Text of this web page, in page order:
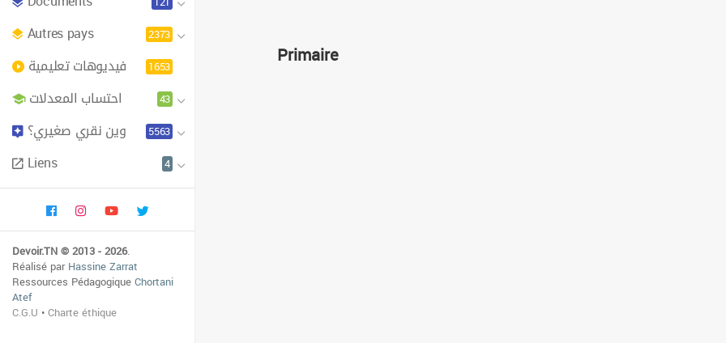
Autres pays 2373
فيديوهات تعليمية 1653
احتساب المعدلات 43
وين نقري صغيري؟ 5563
Liens 4
Devoir.TN © 2013 - 2026.
Réalisé parHassine Zarrat
Ressources PédagogiqueChortani
Atef
C.G.U •Charte éthique
Primaire